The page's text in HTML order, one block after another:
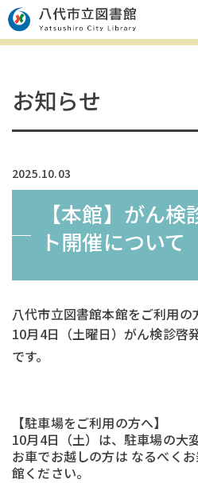
お知らせ
2025.10.03
【本館】がん
ト開催について
八代市立図書館本館をご利用の
10月4日（土曜日）がん検診啓
です。
【駐車場をご利用の方へ】
10月4日（土）は、駐車場の大
お車でお越しの方は なるべく
館ください。